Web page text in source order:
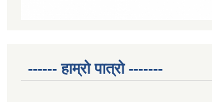
------ हाम्रो पात्रो -------